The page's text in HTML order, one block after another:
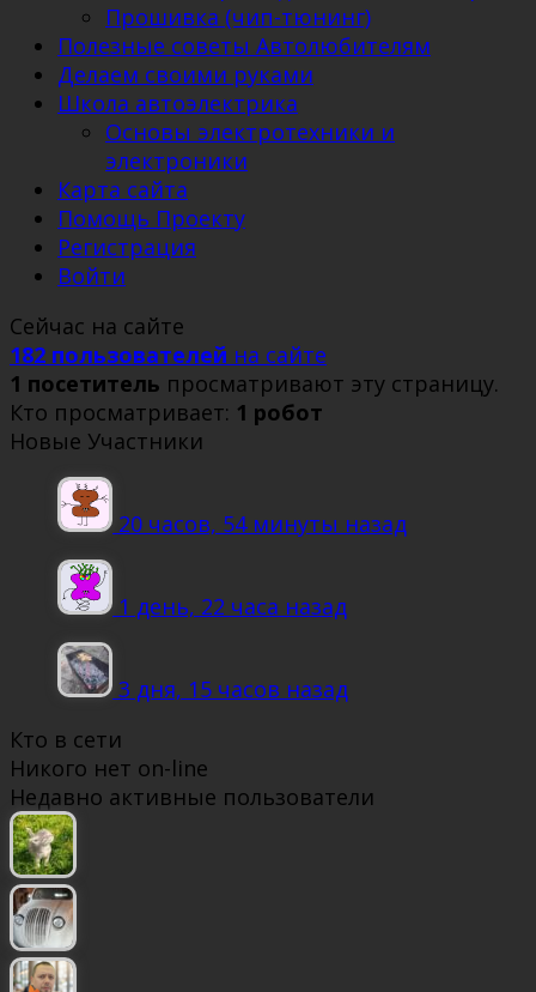
Прошивка (чип-тюнинг)
Полезные советы Автолюбителям
Делаем своими руками
Школа автоэлектрика
Основы электротехники и
электроники
Карта сайта
Помощь Проекту
Регистрация
Войти
Сейчас на сайте
182 пользователей на сайте
1 посетитель просматривают эту страницу.
Кто просматривает: 1 робот
Новые Участники
20 часов, 54 минуты назад
1 день, 22 часа назад
3 дня, 15 часов назад
Кто в сети
Никого нет on-line
Недавно активные пользователи